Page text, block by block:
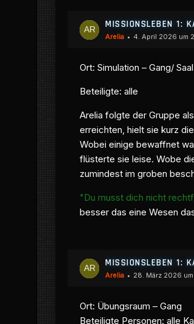
MISSIONSLEBEN 1:
Arelia 4. April 2026 um
Ort: Simulation – Gang/ Saal
Beteiligte: alle
Arelia folgte der Gruppe
erreichten, hielt sie kurz
Wobei einige bewaffnet
flüsterte sie leise. Wobe
zumindest im groben
"Du musst dich nicht
besser das eine Wesen
MISSIONSLEBEN 1:
Arelia 28. März 2026 um
Ort: Übungsraum – Gang
Beteiligte Personen: alle